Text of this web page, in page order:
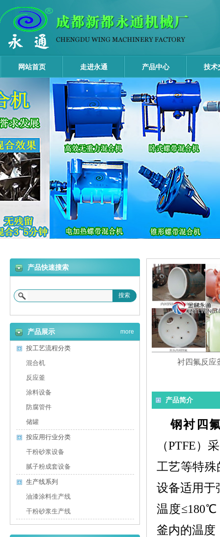
网站首页 走进永通 产品中心 技术
衬四氟反应
产品简介
钢衬四
（PTFE）
工艺等特
设备适用于
温度≤180℃
釜内的温度
产品快速搜索
搜索
产品展示
按工艺流程分类
混合机
反应釜
涂料设备
防腐管件
储罐
按应用行业分类
干粉砂浆设备
腻子粉成套设备
生产线系列
油漆涂料生产线
干粉砂浆生产线
more